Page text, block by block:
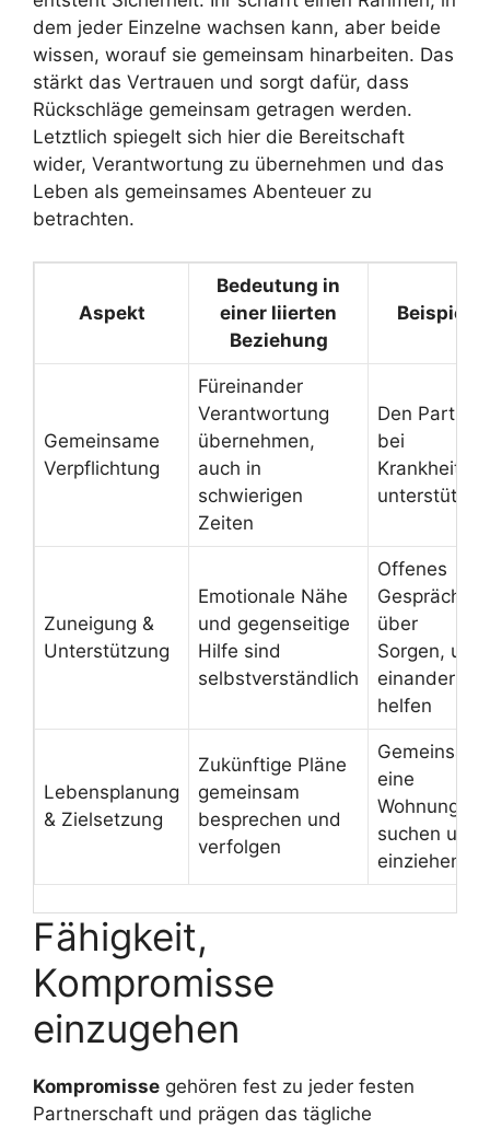
dem jeder Einzelne wachsen kann, aber beide
wissen, worauf sie gemeinsam hinarbeiten. Das
stärkt das Vertrauen und sorgt dafür, dass
Rückschläge gemeinsam getragen werden.
Letztlich spiegelt sich hier die Bereitschaft
wider, Verantwortung zu übernehmen und das
Leben als gemeinsames Abenteuer zu
betrachten.
Aspekt
Bedeutung in
einer liierten
Beziehung
Beispiel
Gemeinsame
Verpflichtung
Füreinander
Verantwortung
übernehmen,
auch in
schwierigen
Zeiten
Den Partner
bei
Krankheit
unterstützen
Zuneigung &
Unterstützung
Emotionale Nähe
und gegenseitige
Hilfe sind
selbstverständlich
Offenes
Gespräch
über
Sorgen, um
einander zu
helfen
Lebensplanung
& Zielsetzung
Zukünftige Pläne
gemeinsam
besprechen und
verfolgen
Gemeinsam
eine
Wohnung
suchen und
einziehen
Fähigkeit,
Kompromisse
einzugehen
Kompromisse gehören fest zu jeder festen
Partnerschaft und prägen das tägliche